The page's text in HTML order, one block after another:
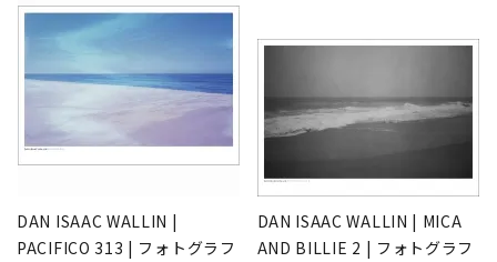
DAN ISAAC WALLIN |
PACIFICO 313 | フォトグラフ
DAN ISAAC WALLIN | MICA
AND BILLIE 2 | フォトグラフ